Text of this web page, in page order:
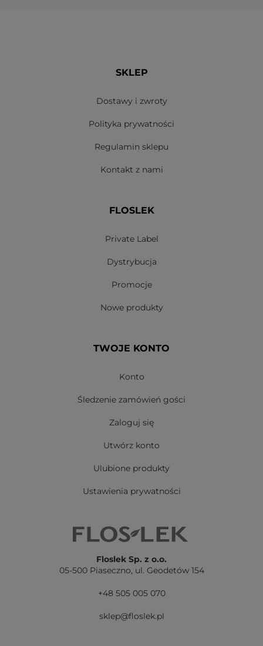
SKLEP
Dostawy i zwroty
Polityka prywatności
Regulamin sklepu
Kontakt z nami
FLOSLEK
Private Label
Dystrybucja
Promocje
Nowe produkty
TWOJE KONTO
Konto
Śledzenie zamówień gości
Zaloguj się
Utwórz konto
Ulubione produkty
Ustawienia prywatności
Floslek Sp. z o.o.
05-500 Piaseczno, ul. Geodetów 154
+48 505 005 070
sklep@floslek.pl